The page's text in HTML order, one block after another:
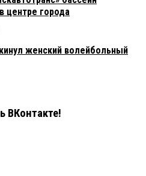
центре города
женский волейбольный
ВКонтакте!